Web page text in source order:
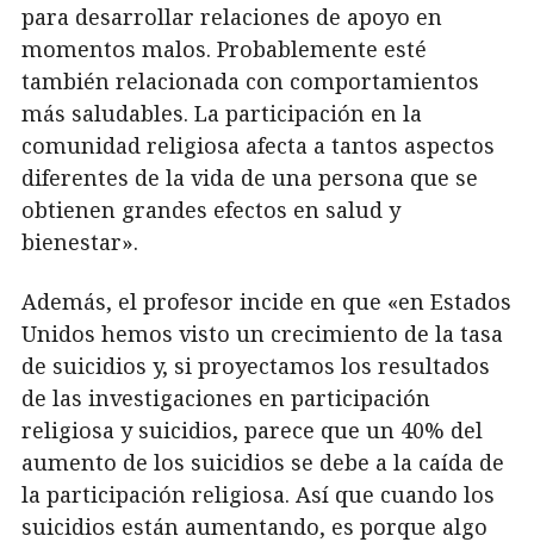
para desarrollar relaciones de apoyo en
momentos malos. Probablemente esté
también relacionada con comportamientos
más saludables. La participación en la
comunidad religiosa afecta a tantos aspectos
diferentes de la vida de una persona que se
obtienen grandes efectos en salud y
bienestar».
Además, el profesor incide en que «en Estados
Unidos hemos visto un crecimiento de la tasa
de suicidios y, si proyectamos los resultados
de las investigaciones en participación
religiosa y suicidios, parece que un 40% del
aumento de los suicidios se debe a la caída de
la participación religiosa. Así que cuando los
suicidios están aumentando, es porque algo